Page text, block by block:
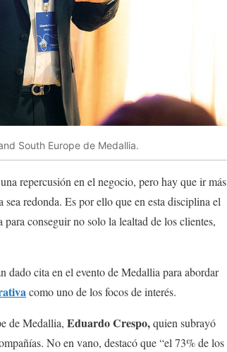
South Europe de Medallia.
repercusión en el negocio, pero hay que ir más
redonda. Es por ello que en esta disciplina el
conseguir no solo la lealtad de los clientes,
dado cita en el evento de Medallia para abordar
como uno de los focos de interés.
de Medallia, Eduardo Crespo,quien subrayó
No en vano, destacó que “el 73% de los